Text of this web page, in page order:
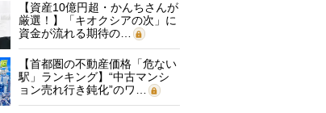
【資産10億円超・かんちさんが
厳選！】「キオクシアの次」に
資金が流れる期待の…
【首都圏の不動産価格「危ない
駅」ランキング】“中古マンシ
ョン売れ行き鈍化”のワ…